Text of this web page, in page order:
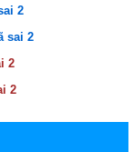
2
sai 2
2
2